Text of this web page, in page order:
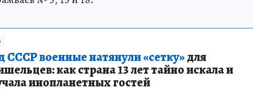
СССР военные натянули «сетку»для
как страна 13 лет тайно искала и
инопланетных гостей